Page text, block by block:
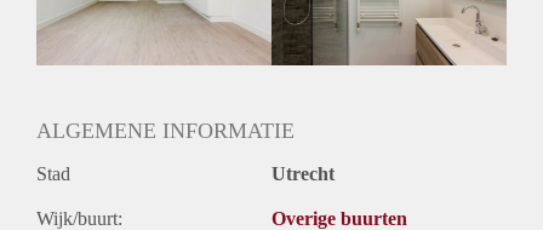
Huurtermijn
Onbepaalde termijn
Oplevering
ALGEMENE INFORMATIE
Stad Utrecht
Wijk/buurt: Overige buurten